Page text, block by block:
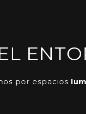
por espacios